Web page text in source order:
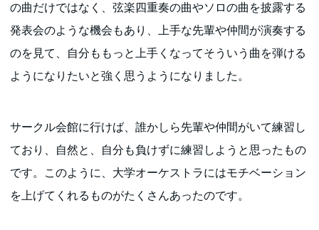
の曲だけではなく、弦楽四重奏の曲やソロの曲を披露する
発表会のような機会もあり、上手な先輩や仲間が演奏する
のを見て、自分ももっと上手くなってそういう曲を弾ける
ようになりたいと強く思うようになりました。
サークル会館に行けば、誰かしら先輩や仲間がいて練習し
ており、自然と、自分も負けずに練習しようと思ったもの
です。このように、大学オーケストラにはモチベーション
を上げてくれるものがたくさんあったのです。